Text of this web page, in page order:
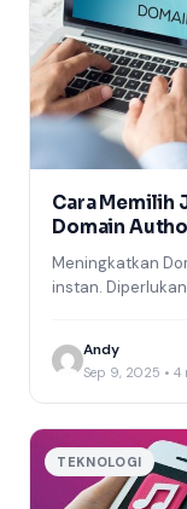
Cara Memilih
Domain
Meningkatkan
instan.
Andy
Sep 9, 2025 • 4
TEKNOLOGI